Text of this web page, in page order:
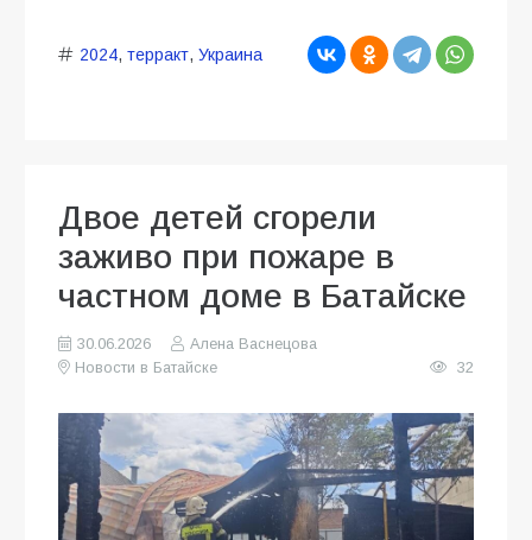
2024, терракт, Украина
Двое детей сгорели
заживо при пожаре в
частном доме в Батайске
30.06.2026
Алена Васнецова
Новости в Батайске
32